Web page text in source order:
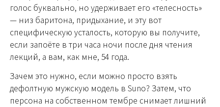
голос буквально, но удерживает его «телесность»
— низ баритона, придыхание, и эту вот
специфическую усталость, которую вы получите,
если запоёте в три часа ночи после дня чтения
лекций, а вам, как мне, 54 года.
Зачем это нужно, если можно просто взять
дефолтную мужскую модель в Suno? Затем, что
персона на собственном тембре снимает лишний